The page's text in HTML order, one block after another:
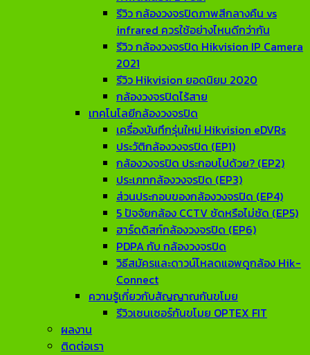
รีวิว กล้องวงจรปิดภาพสีกลางคืน vs
infrared ควรใช้อย่างไหนดีกว่ากัน
รีวิว กล้องวงจรปิด Hikvision IP Camera
2021
รีวิว Hikvision ยอดนิยม 2020
กล้องวงจรปิดไร้สาย
เทคโนโลยีกล้องวงจรปิด
เครื่องบันทึกรุ่นใหม่ Hikvision eDVRs
ประวัติกล้องวงจรปิด (EP1)
กล้องวงจรปิด ประกอบไปด้วย? (EP2)
ประเภทกล้องวงจรปิด (EP3)
ส่วนประกอบของกล้องวงจรปิด (EP4)
5 ปัจจัยกล้อง CCTV ชัดหรือไม่ชัด (EP5)
ฮาร์ดดิสก์กล้องวงจรปิด (EP6)
PDPA กับ กล้องวงจรปิด
วิธีสมัครและดาวน์โหลดแอพดูกล้อง Hik-
Connect
ความรู้เกี่ยวกับสัญญาณกันขโมย
รีวิวเซนเซอร์กันขโมย OPTEX FIT
ผลงาน
ติดต่อเรา